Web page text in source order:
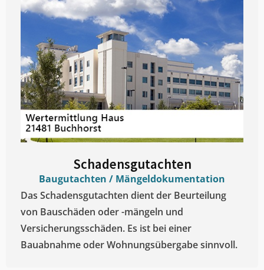
Schadensgutachten
Baugutachten / Mängeldokumentation
Das Schadensgutachten dient der Beurteilung
von Bauschäden oder -mängeln und
Versicherungsschäden. Es ist bei einer
Bauabnahme oder Wohnungsübergabe sinnvoll.